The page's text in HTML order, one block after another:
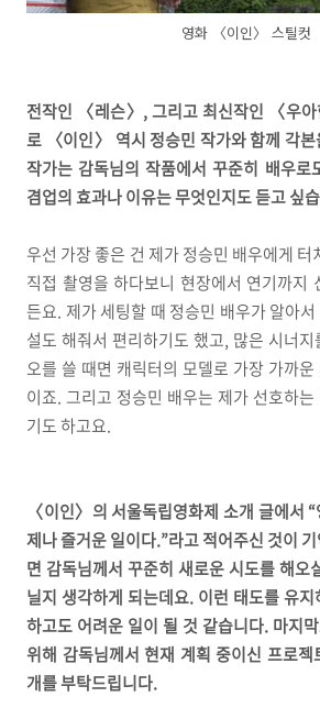
영화 〈이인〉 스틸컷
전작인 〈레슨〉, 그리고 최신작인 〈우
로 〈이인〉 역시 정승민 작가와 함께 각
작가는 감독님의 작품에서 꾸준히 배우로
겸업의 효과나 이유는 무엇인지도 듣고 싶
우선 가장 좋은 건 제가 정승민 배우에게
직접 촬영을 하다보니 현장에서 연기까지
든요. 제가 세팅할 때 정승민 배우가 알아
설도 해줘서 편리하기도 했고, 많은 시너
오를 쓸 때면 캐릭터의 모델로 가장 가까
이죠. 그리고 정승민 배우는 제가 선호하
기도 하고요.
〈이인〉의 서울독립영화제 소개 글에서
제나 즐거운 일이다.”라고 적어주신 것이
면 감독님께서 꾸준히 새로운 시도를 해오
닐지 생각하게 되는데요. 이런 태도를 유
하고도 어려운 일이 될 것 같습니다. 마지
위해 감독님께서 현재 계획 중이신 프로
개를 부탁드립니다.